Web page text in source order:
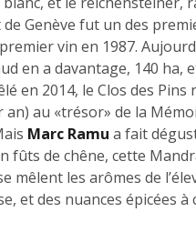
de Genève fut un des
vin en 1987.
en a davantage, 140 ha,
en 2014, le Clos des
au «trésor» de la
Marc Ramu a fait
fûts de chêne, cette
mêlent les arômes de
et des nuances épicées à